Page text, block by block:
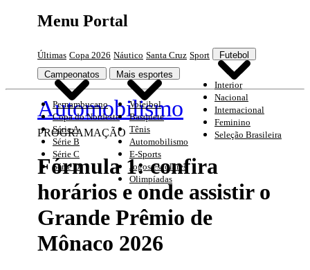
Menu Portal
Últimas Copa 2026 Náutico Santa Cruz Sport Futebol
Interior
Nacional
Internacional
Feminino
Seleção Brasileira
Campeonatos
Pernambucano
Copa do Nordeste
Série A
Série B
Série C
Série D
Mais esportes
Voleibol
Basquete
Tênis
Automobilismo
E-Sports
Jogos escolares
Olimpíadas
Automobilismo
PROGRAMAÇÃO
Fórmula 1: confira
horários e onde assistir o
Grande Prêmio de
Mônaco 2026